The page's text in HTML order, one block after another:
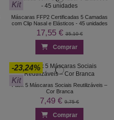
Kit
Máscaras FFP2 Certificadas 5 Camadas
com Clip Nasal e Elásticos - 45 unidades
17,55 €35,10 €
Comprar
-23,24%
Kit
Pack 5 Máscaras Sociais Reutilizáveis –
Cor Branca
7,49 € 9,75 €
Comprar